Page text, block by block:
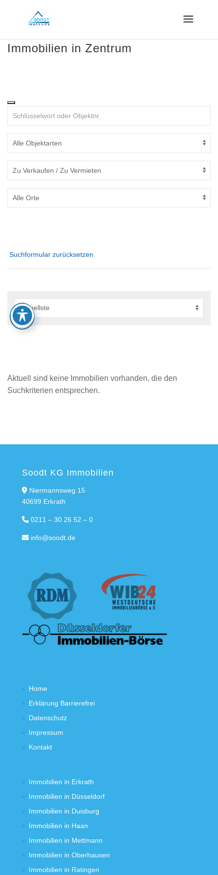
Immobilien in Zentrum
Suchformular zurücksetzen
Aktuell sind keine Immobilien vorhanden, die den
Suchkriterien entsprechen.
Soodt KG Immobilien
Niermannsweg 15
40699 Erkrath
0211 – 30 26 52 – 0
info@soodt.de
Home
Erklärung Barrierefrei
Datenschutz
Impressum
Kontakt
Immobilien in Erkrath
Immobilien in Düsseldorf
Immobilien in Duisburg
Immobilien in Haan
Immobilien in Mettmann
Immobilien in Oberhausen
Immobilien in Ratingen